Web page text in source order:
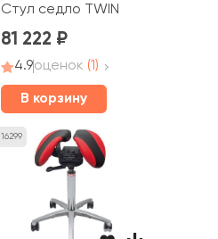
Стул седло TWIN
81 222
4.9оценок (1)
В корзину
16299